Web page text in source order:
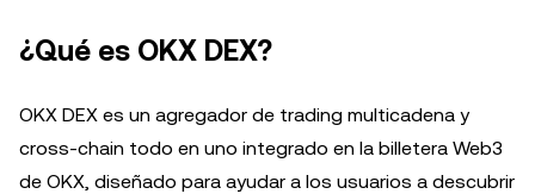
¿Qué es OKX DEX?
OKX DEX es un agregador de trading multicadena y
cross-chain todo en uno integrado en la billetera Web3
de OKX, diseñado para ayudar a los usuarios a descubrir